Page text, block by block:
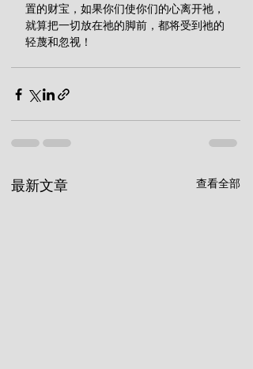
置的财宝，如果你们使你们的心离开祂，
就算把一切放在祂的脚前，都将受到祂的
轻蔑和忽视！
最新文章 查看全部